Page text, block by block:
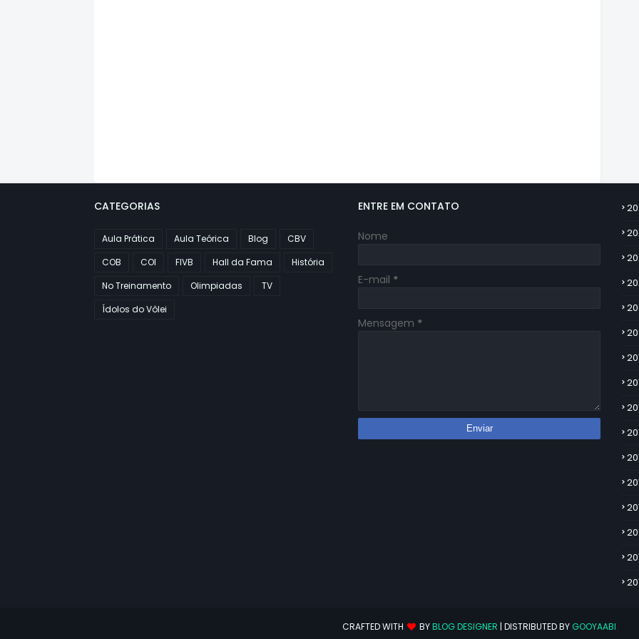
CATEGORIAS
Aula Prática Aula Teórica Blog
CBV
COB
COI FIVB Hall da Fama
História
No Treinamento
Olimpiadas
TV
Ídolos do Vôlei
ENTRE EM CONTATO
Nome
E-mail *
Mensagem *
CRAFTED WITH BYBLOG DESIGNER | DISTRIBUTED BY GOOYAABI